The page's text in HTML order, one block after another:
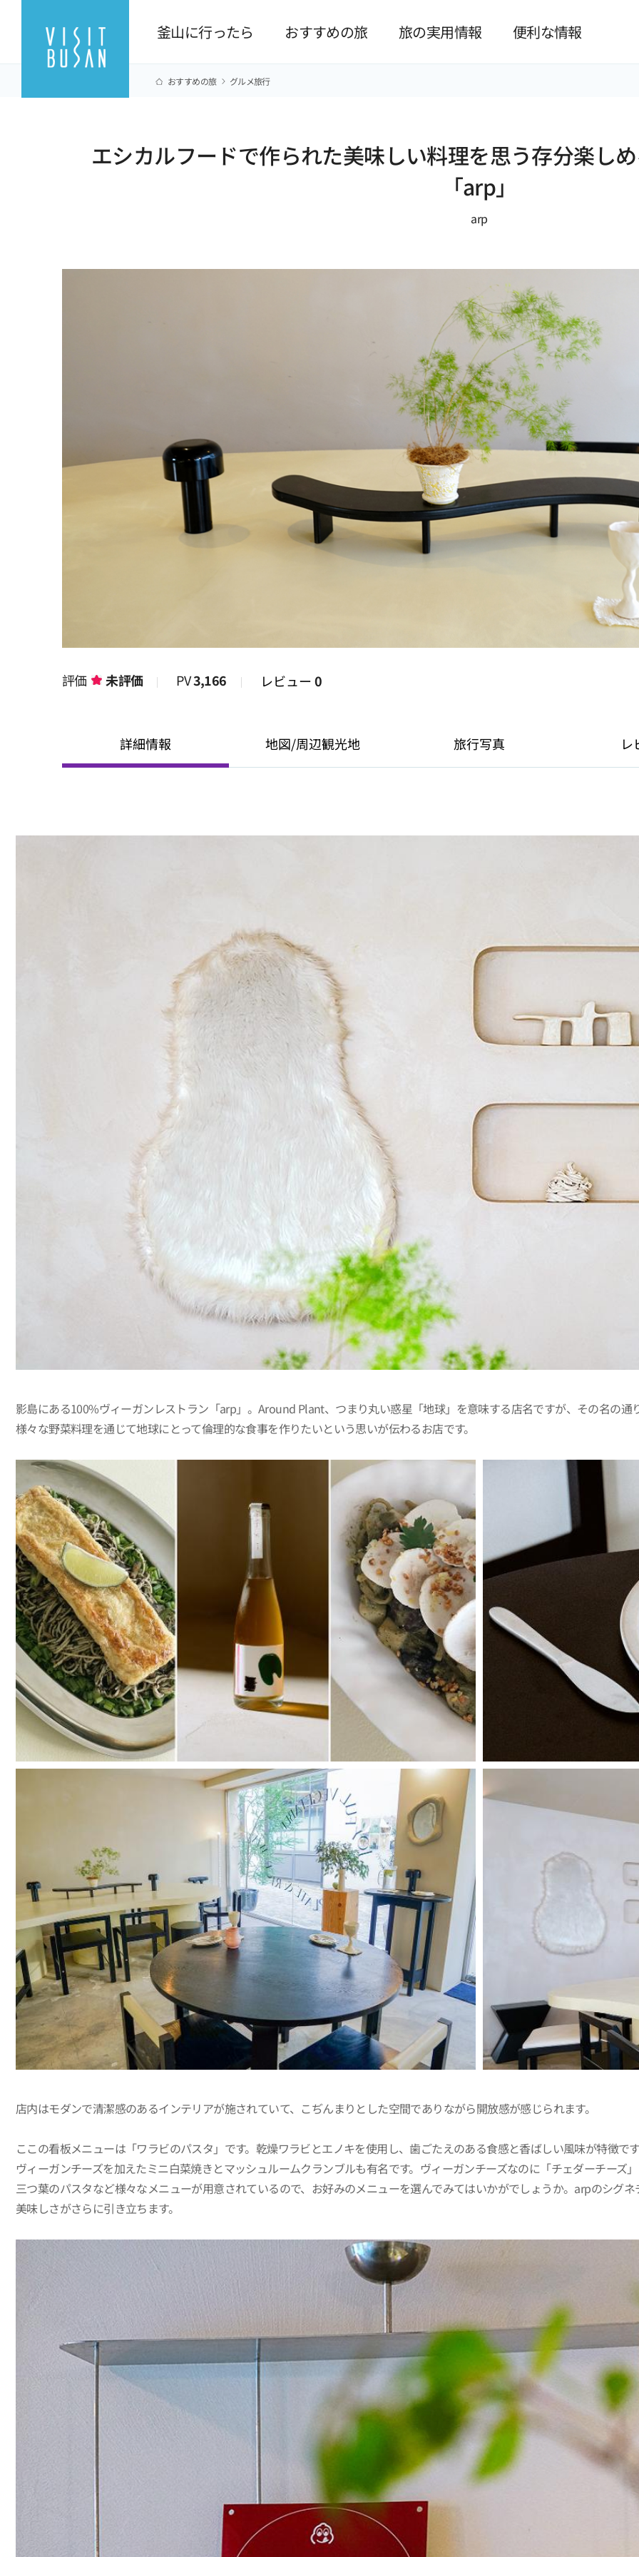
釜山に行ったら おすすめの旅 旅の実用情報 便利な情報
おすすめの旅 グルメ旅行
エシカルフードで作られた美味しい料理を思う存分楽し
「arp」
arp
評価 未評価 PV3,166 レビュー0
詳細情報 地図/周辺観光地 旅行写真 レ
影島にある100%ヴィーガンレストラン「arp」。Around Plant、つまり丸い惑星「地球」を意味する店名ですが、その名の通
様々な野菜料理を通じて地球にとって倫理的な食事を作りたいという思いが伝わるお店です。
店内はモダンで清潔感のあるインテリアが施されていて、こぢんまりとした空間でありながら開放感が感じられます。
ここの看板メニューは「ワラビのパスタ」です。乾燥ワラビとエノキを使用し、歯ごたえのある食感と香ばしい風味が特徴で
ヴィーガンチーズを加えたミニ白菜焼きとマッシュルームクランブルも有名です。ヴィーガンチーズなのに「チェダーチーズ
三つ葉のパスタなど様々なメニューが用意されているので、お好みのメニューを選んでみてはいかがでしょうか。arpのシグ
美味しさがさらに引き立ちます。